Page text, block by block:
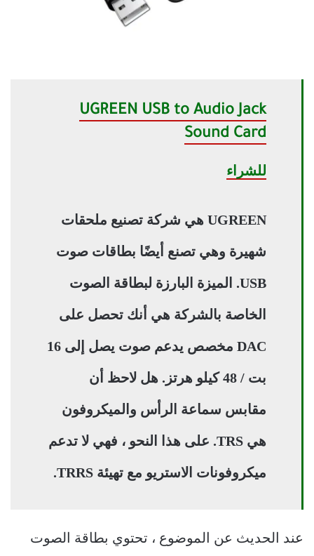
UGREEN USB to Audio Jack
Sound Card
للشراء
UGREEN هي شركة تصنيع ملحقات
شهيرة وهي تصنع أيضًا بطاقات صوت
USB. الميزة البارزة لبطاقة الصوت
الخاصة بالشركة هي أنك تحصل على
DAC مخصص يدعم صوت يصل إلى 16
بت / 48 كيلو هرتز. هل لاحظ أن
مقابس سماعة الرأس والميكروفون
هي TRS. على هذا النحو ، فهي لا تدعم
ميكروفونات الاستريو مع تهيئة TRRS.
عند الحديث عن الموضوع ، تحتوي بطاقة الصوت